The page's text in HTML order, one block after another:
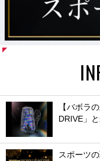
【バボラ
DRIVE」
スポーツ